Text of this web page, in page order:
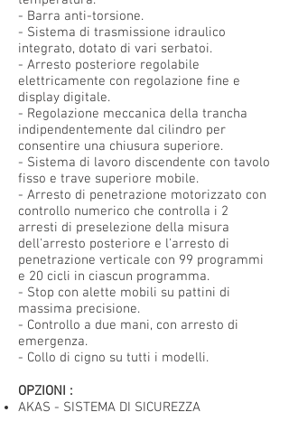
- Barra anti-torsione.
- Sistema di trasmissione idraulico
integrato, dotato di vari serbatoi.
- Arresto posteriore regolabile
elettricamente con regolazione fine e
display digitale.
- Regolazione meccanica della trancha
indipendentemente dal cilindro per
consentire una chiusura superiore.
- Sistema di lavoro discendente con tavolo
fisso e trave superiore mobile.
- Arresto di penetrazione motorizzato con
controllo numerico che controlla i 2
arresti di preselezione della misura
dell'arresto posteriore e l'arresto di
penetrazione verticale con 99 programmi
e 20 cicli in ciascun programma.
- Stop con alette mobili su pattini di
massima precisione.
- Controllo a due mani, con arresto di
emergenza.
- Collo di cigno su tutti i modelli.
OPZIONI :
AKAS - SISTEMA DI SICUREZZA